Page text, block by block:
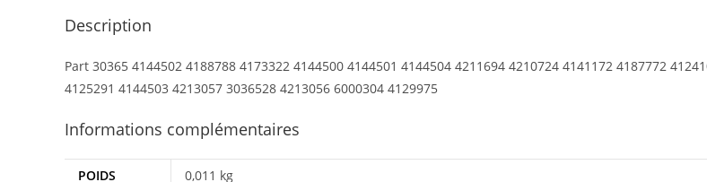
Vertical
Description
Part 30365 4144502 4188788 4173322 4144500 4144501 4144504 4211694 4210724 4141172 4187772
4125291 4144503 4213057 3036528 4213056 6000304 4129975
Informations complémentaires
POIDS
0,011 kg